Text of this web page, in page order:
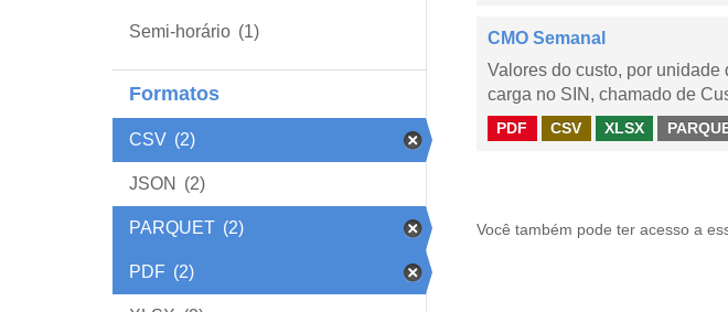
Semi-horário (1)
Formatos
CSV (2)
JSON (2)
PARQUET (2)
PDF (2)
CMO Semanal
Valores do custo, por
carga no SIN, chamado de
PDF CSV XLSX
Você também pode ter acesso a